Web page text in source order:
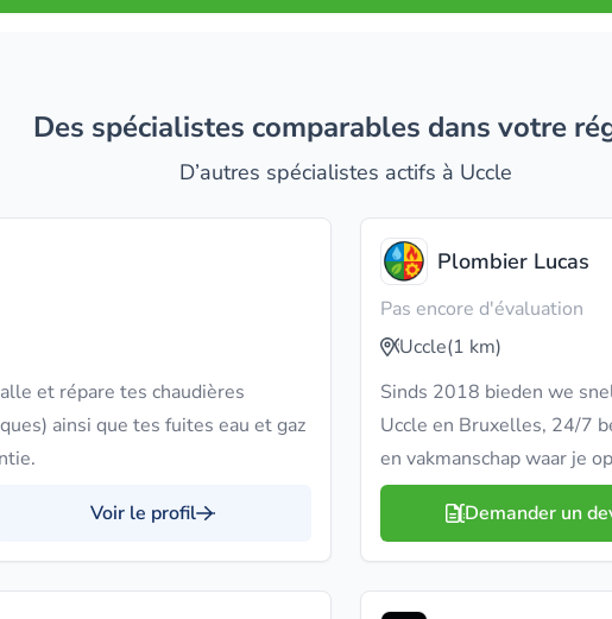
Des spécialistes comparables dans votre
D’autres spécialistes actifs à Uccle
et répare tes chaudières
ainsi que tes fuites eau et gaz
Voir le profil
Plombier Lucas
Pas encore d'évaluation
Uccle(1 km)
Sinds 2018 bieden we
Uccle en Bruxelles, 24/7
en vakmanschap waar je
Demander un